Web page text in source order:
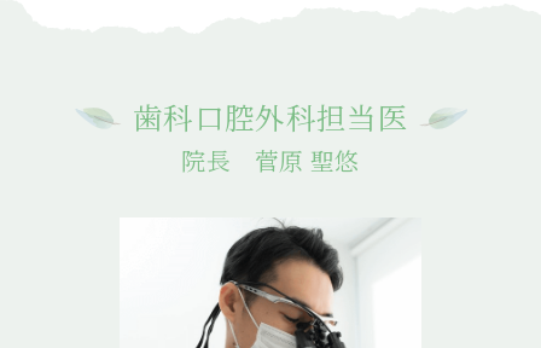
歯科口腔外科担当医
院長 菅原 聖悠